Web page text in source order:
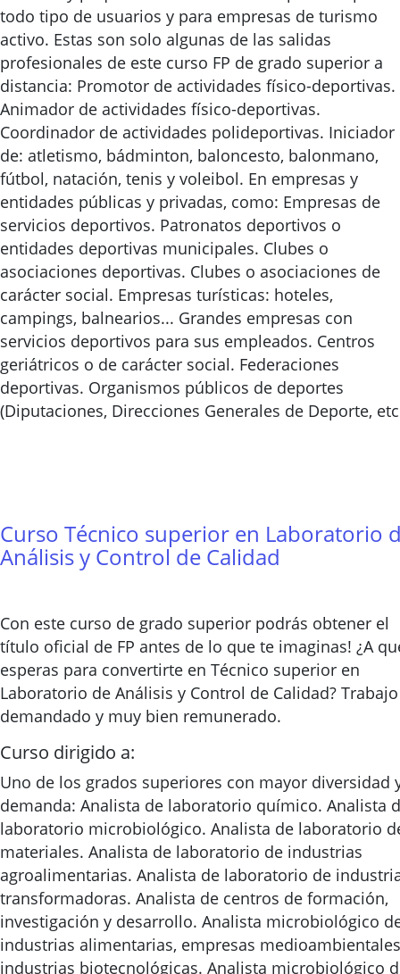
todo tipo de usuarios y para empresas de turismo
activo. Estas son solo algunas de las salidas
profesionales de este curso FP de grado superior a
distancia: Promotor de actividades físico-deportivas.
Animador de actividades físico-deportivas.
Coordinador de actividades polideportivas. Iniciador
de: atletismo, bádminton, baloncesto, balonmano,
fútbol, natación, tenis y voleibol. En empresas y
entidades públicas y privadas, como: Empresas de
servicios deportivos. Patronatos deportivos o
entidades deportivas municipales. Clubes o
asociaciones deportivas. Clubes o asociaciones de
carácter social. Empresas turísticas: hoteles,
campings, balnearios... Grandes empresas con
servicios deportivos para sus empleados. Centros
geriátricos o de carácter social. Federaciones
deportivas. Organismos públicos de deportes
(Diputaciones, Direcciones Generales de Deporte,
Curso Técnico superior en Laboratorio
Análisis y Control de Calidad
Con este curso de grado superior podrás obtener el
título oficial de FP antes de lo que te imaginas! ¿A
esperas para convertirte en Técnico superior en
Laboratorio de Análisis y Control de Calidad? Trabajo
demandado y muy bien remunerado.
Curso dirigido a:
Uno de los grados superiores con mayor diversidad
demanda: Analista de laboratorio químico. Analista
laboratorio microbiológico. Analista de laboratorio
materiales. Analista de laboratorio de industrias
agroalimentarias. Analista de laboratorio de
transformadoras. Analista de centros de formación,
investigación y desarrollo. Analista microbiológico
industrias alimentarias, empresas
industrias biotecnológicas. Analista microbiológico